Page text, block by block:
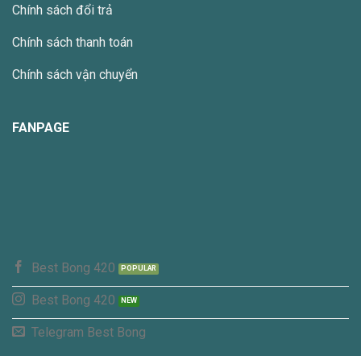
Chính sách đổi trả
Chính sách thanh toán
Chính sách vận chuyển
FANPAGE
Best Bong 420
Best Bong 420
Telegram Best Bong